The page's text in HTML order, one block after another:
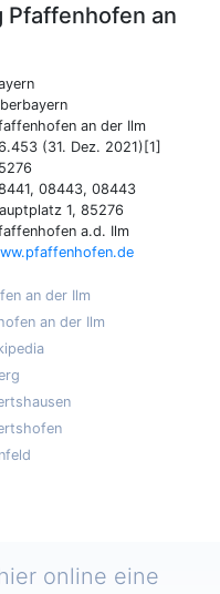
Pfaffenhofen an
an der Ilm
(31. Dez. 2021)[1]
08443, 08443
1, 85276
a.d. Ilm
an der Ilm
an der Ilm
online eine